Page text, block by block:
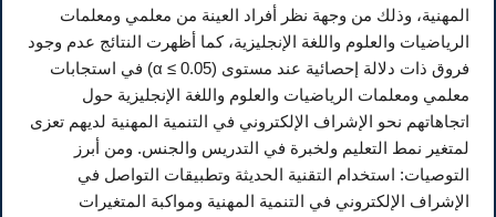
المهنية، وذلك من وجهة نظر أفراد العينة من معلمي ومعلمات
الرياضيات والعلوم واللغة الإنجليزية، كما أظهرت النتائج عدم وجود
فروق ذات دلالة إحصائية عند مستوى (0.05 ≥ α) في استجابات
معلمي ومعلمات الرياضيات والعلوم واللغة الإنجليزية حول
اتجاهاتهم نحو الإشراف الإلكتروني في التنمية المهنية لديهم تعزى
لمتغير نمط التعليم ولخبرة في التدريس والجنس. ومن أبرز
التوصيات: استخدام التقنية الحديثة وتطبيقات التواصل في
الإشراف الإلكتروني في التنمية المهنية ومواكبة المتغيرات